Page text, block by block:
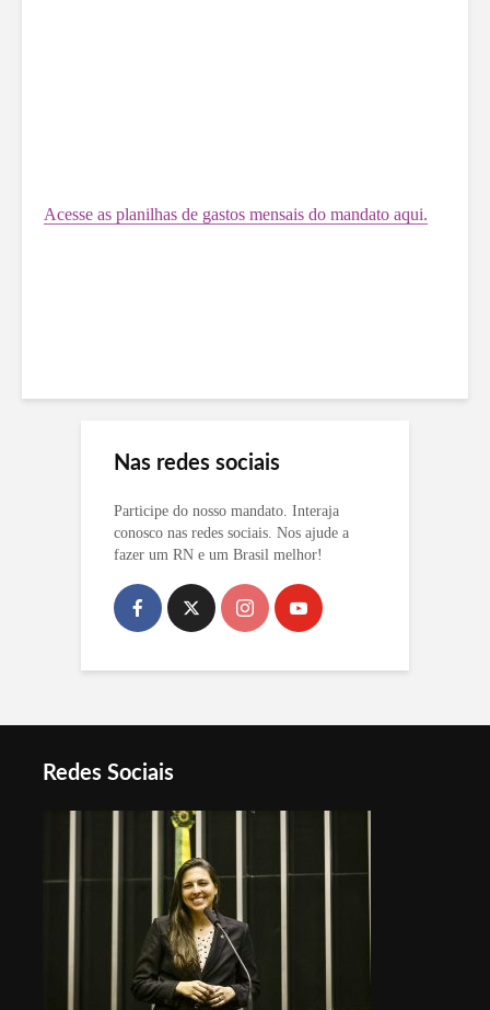
Acesse as planilhas de gastos mensais do mandato aqui.
Nas redes sociais
Participe do nosso mandato. Interaja
conosco nas redes sociais. Nos ajude a
fazer um RN e um Brasil melhor!
Redes Sociais